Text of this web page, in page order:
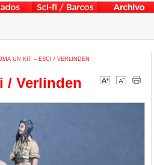
UN KIT – ESCI / VERLINDEN
/ Verlinden